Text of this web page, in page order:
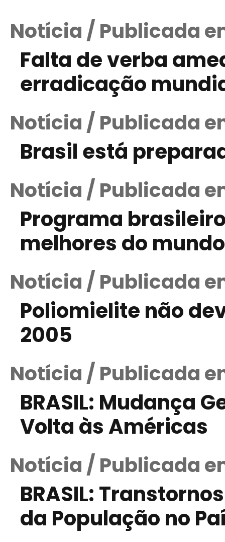
Notícia / Publicada
Falta de verba
erradicação
Notícia / Publicada
Brasil está
Notícia / Publicada
Programa
melhores do mundo
Notícia / Publicada
Poliomielite não
2005
Notícia / Publicada
BRASIL: Mudança
Volta às Américas
Notícia / Publicada
BRASIL:
da População no